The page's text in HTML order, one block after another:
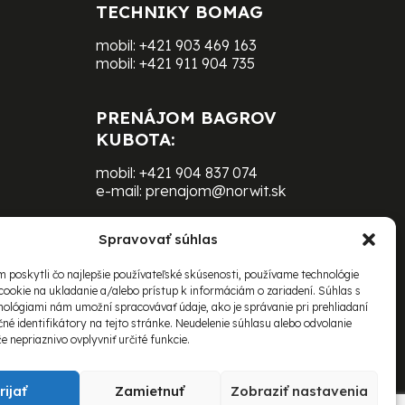
Spravovať súhlas
poskytli čo najlepšie používateľské skúsenosti, používame technológie
na ukladanie a/alebo prístup k informáciám o zariadení. Súhlas s
nám umožní spracovávať údaje, ako je správanie pri prehliadaní
identifikátory na tejto stránke. Neudelenie súhlasu alebo odvolanie
nepriaznivo ovplyvniť určité funkcie.
Zamietnuť Zobraziť nastavenia
TECHNIKY BOMAG
mobil: +421 903 469 163
mobil: +421 911 904 735
PRENÁJOM BAGROV
KUBOTA:
mobil: +421 904 837 074
e-mail: prenajom@norwit.sk
PRENÁJOM ŤAŽKEJ
TECHNIKY BOMAG:
mobil:+421 903 469 163
e-mail:
richard.schovanec@norwit.sk